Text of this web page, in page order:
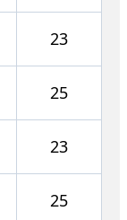
23
25
23
25